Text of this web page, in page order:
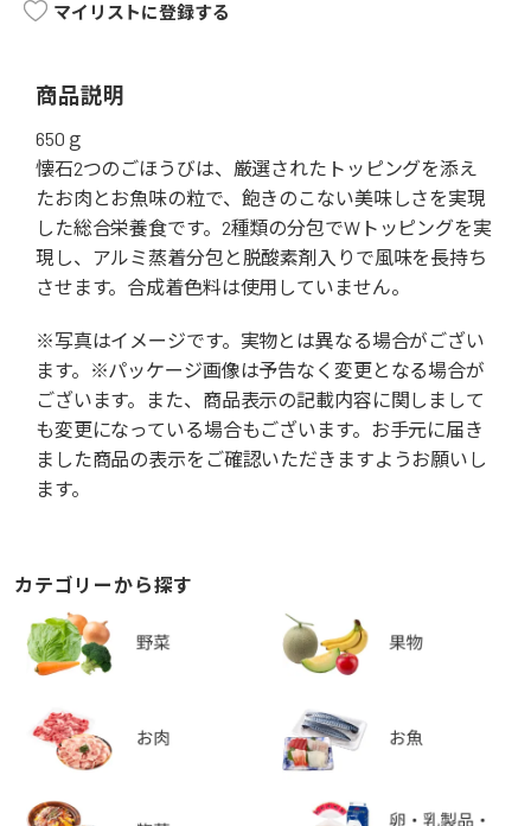
マイリストに登録する
商品説明
650ｇ
懐石2つのごほうびは、厳選されたトッピングを添え
たお肉とお魚味の粒で、飽きのこない美味しさを実現
した総合栄養食です。2種類の分包でWトッピングを実
現し、アルミ蒸着分包と脱酸素剤入りで風味を長持ち
させます。合成着色料は使用していません。
※写真はイメージです。実物とは異なる場合がござい
ます。※パッケージ画像は予告なく変更となる場合が
ございます。また、商品表示の記載内容に関しまして
も変更になっている場合もございます。お手元に届き
ました商品の表示をご確認いただきますようお願いし
ます。
カテゴリーから探す